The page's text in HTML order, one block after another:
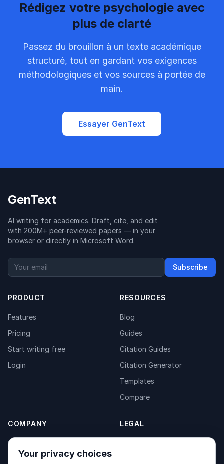
Rédigez votre psychologie avec
plus de clarté
Passez du brouillon à un texte académique
structuré, tout en gardant vos exigences
méthodologiques et vos sources à portée de
main.
Essayer GenText
GenText
AI writing for academics. Draft, cite, and edit
with 200M+ peer-reviewed papers — in your
browser or directly in Microsoft Word.
Subscribe
PRODUCT
Features
Pricing
Start writing free
Login
RESOURCES
Blog
Guides
Citation Guides
Citation Generator
Templates
Compare
COMPANY
About
Contact
LEGAL
Your privacy choices